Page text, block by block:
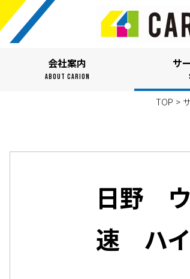
会社案内
ABOUT CARION
サ
TOP >
日野
速 ハイ